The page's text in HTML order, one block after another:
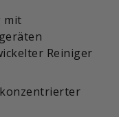
mit
Reiniger